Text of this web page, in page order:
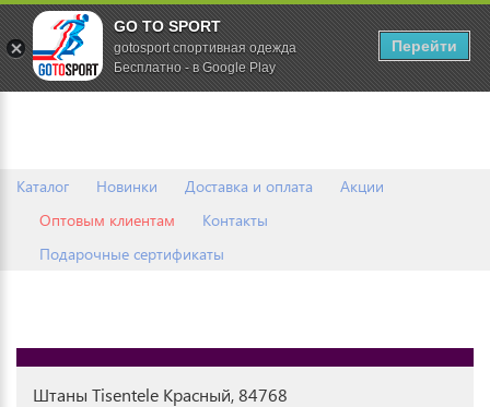
Каталог Новинки Доставка и оплата
Акции
Оптовым клиентам
Контакты
Подарочные сертификаты
0
Штаны Tisentele Красный, 84768
GO TO SPORT
gotosport спортивная одежда
Бесплатно - в Google Play
Перейти